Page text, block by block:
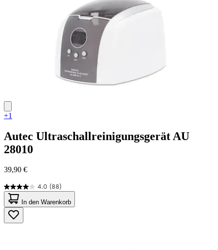
+1
Autec Ultraschallreinigungsgerät AU
28010
39,90 €
4.0 (88)
4.0
von
5
Sternen.
88
In den Warenkorb